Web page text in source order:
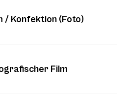
/ Konfektion (Foto)
Film